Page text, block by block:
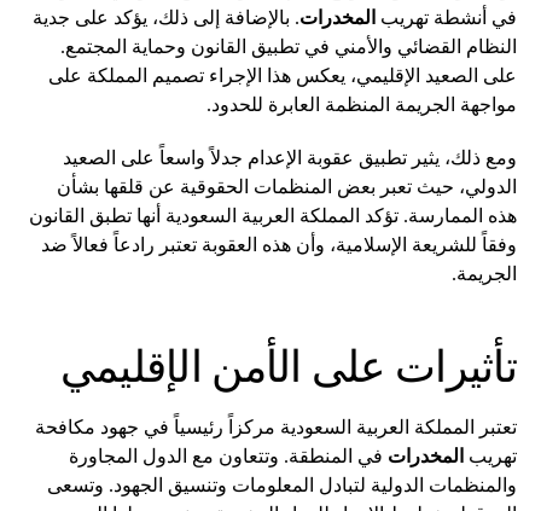
في أنشطة تهريب المخدرات. بالإضافة إلى ذلك، يؤكد على جدية
النظام القضائي والأمني في تطبيق القانون وحماية المجتمع.
على الصعيد الإقليمي، يعكس هذا الإجراء تصميم المملكة على
مواجهة الجريمة المنظمة العابرة للحدود.
ومع ذلك، يثير تطبيق عقوبة الإعدام جدلاً واسعاً على الصعيد
الدولي، حيث تعبر بعض المنظمات الحقوقية عن قلقها بشأن
هذه الممارسة. تؤكد المملكة العربية السعودية أنها تطبق القانون
وفقاً للشريعة الإسلامية، وأن هذه العقوبة تعتبر رادعاً فعالاً ضد
الجريمة.
تأثيرات على الأمن الإقليمي
تعتبر المملكة العربية السعودية مركزاً رئيسياً في جهود مكافحة
تهريب المخدرات في المنطقة. وتتعاون مع الدول المجاورة
والمنظمات الدولية لتبادل المعلومات وتنسيق الجهود. وتسعى